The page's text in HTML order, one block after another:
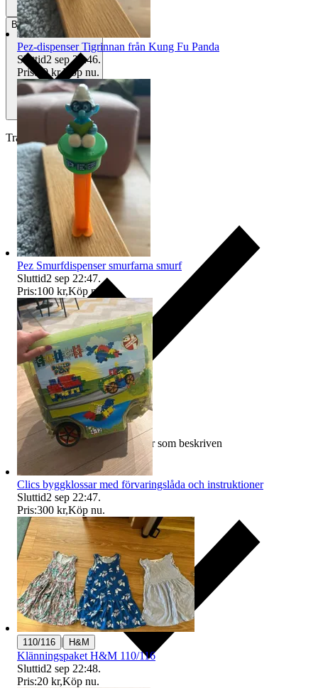
Betalning Via Tradera
Traderas köparskydd
Ersättning om varan inte är som beskriven
Pez-dispenser Tigrinnan från Kung Fu Panda
Sluttid2 sep 22:46.
Pris: 50 kr,Köp nu.
Pez Smurfdispenser smurfarna smurf
Sluttid2 sep 22:47.
Pris:100 kr,Köp nu
Clics byggklossar med förvaringslåda och instruktioner
Sluttid2 sep 22:47.
Pris:300 kr,Köp nu.
110/116 | H&M
Klänningspaket H&M 110/116
Sluttid2 sep 22:48.
Pris:20 kr,Köp nu.